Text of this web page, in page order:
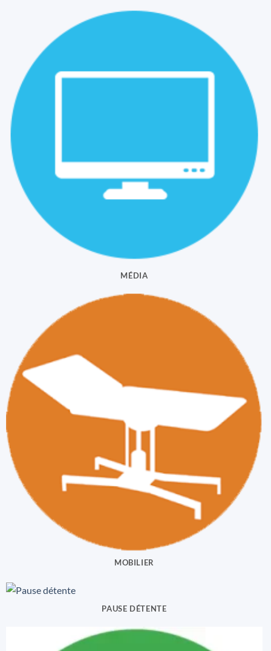
MÉDIA
MOBILIER
PAUSE DÉTENTE